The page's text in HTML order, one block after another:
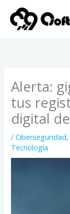
contenido
Alerta:
tus
digital
/Ciberseguridad,
Tecnología